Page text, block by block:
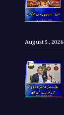
August 5, 2026